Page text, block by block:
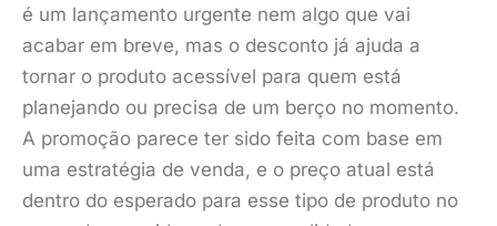
é um lançamento urgente nem algo que vai
acabar em breve, mas o desconto já ajuda a
tornar o produto acessível para quem está
planejando ou precisa de um berço no momento.
A promoção parece ter sido feita com base em
uma estratégia de venda, e o preço atual está
dentro do esperado para esse tipo de produto no